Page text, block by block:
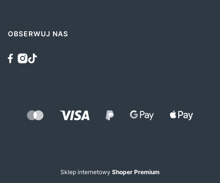
OBSERWUJ NAS
Sklep internetowy Shoper Premium